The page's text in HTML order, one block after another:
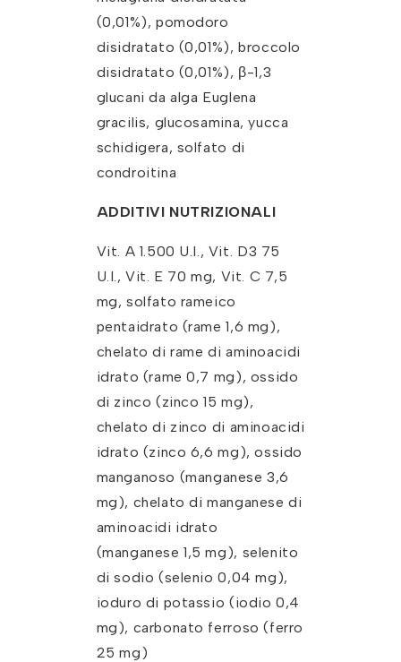
(0,01%), pomodoro
disidratato (0,01%), broccolo
disidratato (0,01%), β-1,3
glucani da alga Euglena
gracilis, glucosamina, yucca
schidigera, solfato di
condroitina
ADDITIVI NUTRIZIONALI
Vit. A 1.500 U.I., Vit. D3 75
U.I., Vit. E 70 mg, Vit. C 7,5
mg, solfato rameico
pentaidrato (rame 1,6 mg),
chelato di rame di aminoacidi
idrato (rame 0,7 mg), ossido
di zinco (zinco 15 mg),
chelato di zinco di aminoacidi
idrato (zinco 6,6 mg), ossido
manganoso (manganese 3,6
mg), chelato di manganese di
aminoacidi idrato
(manganese 1,5 mg), selenito
di sodio (selenio 0,04 mg),
ioduro di potassio (iodio 0,4
mg), carbonato ferroso (ferro
25 mg)